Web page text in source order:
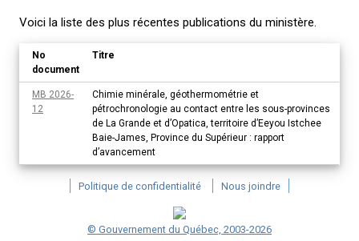
Voici la liste des plus récentes publications du ministère.
No
document
Titre
MB 2026-
12
Chimie minérale, géothermométrie et
pétrochronologie au contact entre les sous-provinces
de La Grande et d’Opatica, territoire d’Eeyou Istchee
Baie-James, Province du Supérieur : rapport
d’avancement
Politique de confidentialité Nous joindre
© Gouvernement du Québec, 2003-2026